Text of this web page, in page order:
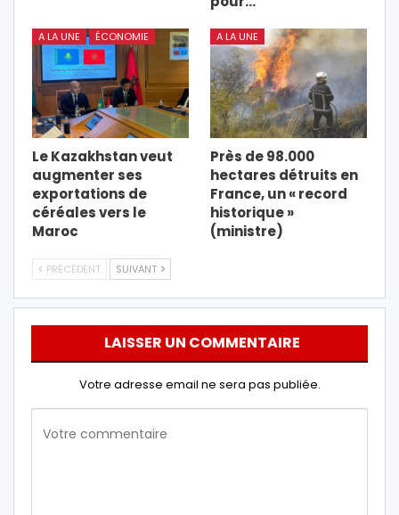
A LA UNE ÉCONOMIE
Le Kazakhstan veut
augmenter ses
exportations de
céréales vers le
Maroc
A LA UNE
Près de 98.000
hectares détruits en
France, un « record
historique »
(ministre)
PRÉCÉDENT SUIVANT
LAISSER UN COMMENTAIRE
Votre adresse email ne sera pas publiée.